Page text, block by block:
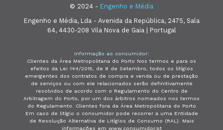
© 2024 - Engenho e Média
Engenho e Média, Lda - Avenida da República, 2475, Sala
64, 4430-208 Vila Nova de Gaia | Portugal
Informação ao consumidor:
Clientes da Área Metropolitana do Porto Nos termos e para os
efeitos da Lei 144/2015, de 8 de Setembro, todos os litígios
emergentes dos contratos de compra e venda ou de prestação
de serviços ou com ele relacionados serão definitivamente
resolvidos de acordo com o Regulamento do Centro de
Arbitragem do Porto, por um dos árbitros nomeados nos termos
do Regulamento. Clientes fora da Área Metropolitana do Porto
Em caso de litígio o consumidor pode recorrer a uma Entidade
de Resolução Alternativa de Litígios de Consumo (RAL). Mais
informações em www.consumidor.pt